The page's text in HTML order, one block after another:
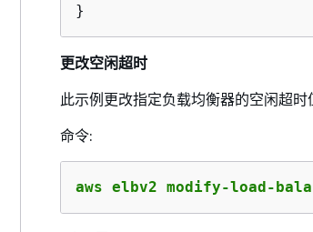
}
更改空闲超时
此示例更改指定负载均衡器的空闲超时
命令:
aws elbv2 modify-load-